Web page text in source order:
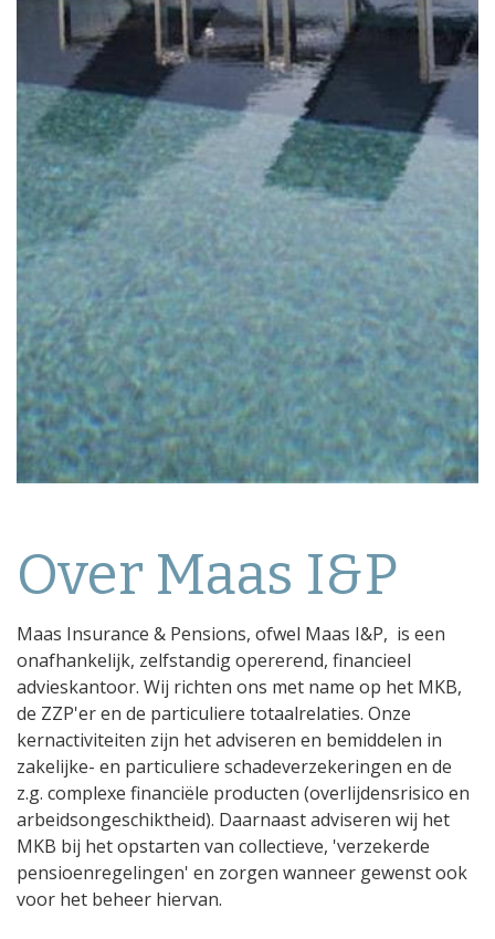
Over Maas I&P
Maas Insurance & Pensions, ofwel Maas I&P, is een
onafhankelijk, zelfstandig opererend, financieel
advieskantoor. Wij richten ons met name op het MKB,
de ZZP'er en de particuliere totaalrelaties. Onze
kernactiviteiten zijn het adviseren en bemiddelen in
zakelijke- en particuliere schadeverzekeringen en de
z.g. complexe financiële producten (overlijdensrisico en
arbeidsongeschiktheid). Daarnaast adviseren wij het
MKB bij het opstarten van collectieve, 'verzekerde
pensioenregelingen' en zorgen wanneer gewenst ook
voor het beheer hiervan.